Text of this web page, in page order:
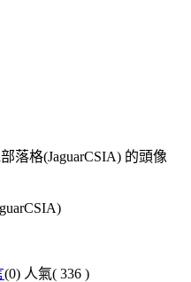
(0) 人氣( 336 )